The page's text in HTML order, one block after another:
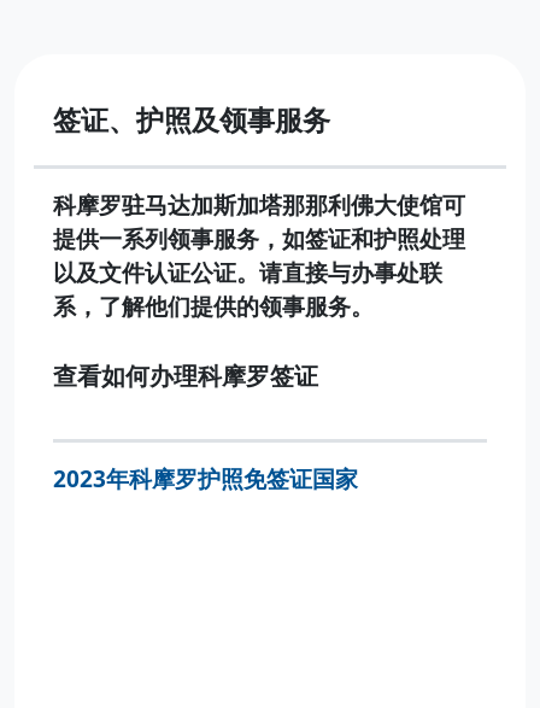
签证、护照及领事服务
科摩罗驻马达加斯加塔那那利佛大使馆可
提供一系列领事服务，如签证和护照处理
以及文件认证公证。请直接与办事处联
系，了解他们提供的领事服务。
查看如何办理科摩罗签证
2023年科摩罗护照免签证国家